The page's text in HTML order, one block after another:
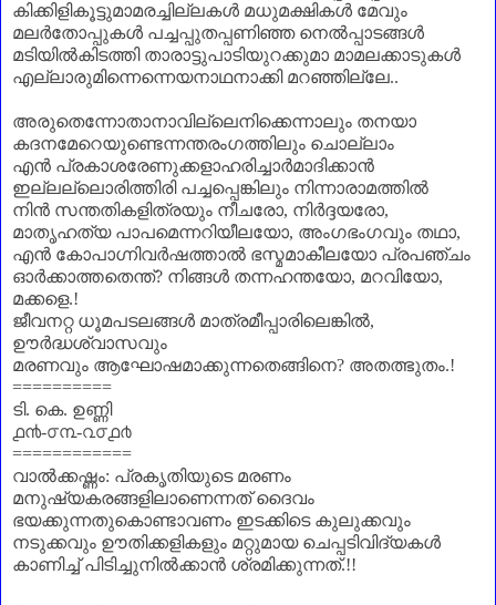
കിക്കിളികൂട്ടുമാമരച്ചില്ലകൾ മധുമക്ഷികൾ മേവും
മലർതോപ്പുകൾ പച്ചപ്പുതപ്പണിഞ്ഞ നെൽപ്പാടങ്ങൾ
മടിയിൽകിടത്തി താരാട്ടുപാടിയുറക്കുമാ മാമലക്കാടുകൾ
എല്ലാരുമിന്നെന്നെയനാഥനാക്കി മറഞ്ഞില്ലേ..
അരുതെന്നോതാനാവില്ലെനിക്കെന്നാലും തനയാ
കദനമേറെയുണ്ടെന്നന്തരംഗത്തിലും ചൊല്ലാം
എൻ പ്രകാശരേണുക്കളാഹരിച്ചാർമാദിക്കാൻ
ഇല്ലല്ലൊരിത്തിരി പച്ചപ്പെങ്കിലും നിന്നാരാമത്തിൽ
നിൻ സന്തതികളിത്രയും നീചരോ, നിർദ്ദയരോ,
മാതൃഹത്യ പാപമെന്നറിയീലയോ, അംഗഭംഗവും തഥാ,
എൻ കോപാഗ്നിവർഷത്താൽ ഭസ്മമാകീലയോ പ്രപഞ്ചം
ഓർക്കാത്തതെന്ത്? നിങ്ങൾ തന്നഹന്തയോ, മറവിയോ,
മക്കളെ.!
ജീവനറ്റ ധൂമപടലങ്ങൾ മാത്രമീപ്പാരിലെങ്കിൽ,
ഊർദ്ധശ്വാസവും
മരണവും ആഘോഷമാക്കുന്നതെങ്ങിനെ? അതത്ഭുതം.!
==========
ടി. കെ. ഉണ്ണി
൧൯-൦൩-൨൦൧൪
============
വാൽക്കഷ്ണം: പ്രകൃതിയുടെ മരണം
മനുഷ്യകരങ്ങളിലാണെന്നത് ദൈവം
ഭയക്കുന്നതുകൊണ്ടാവണം ഇടക്കിടെ കുലുക്കവും
നടുക്കവും ഊതിക്കളികളും മറ്റുമായ ചെപ്പടിവിദ്യകൾ
കാണിച്ച് പിടിച്ചുനിൽക്കാൻ ശ്രമിക്കുന്നത്.!!